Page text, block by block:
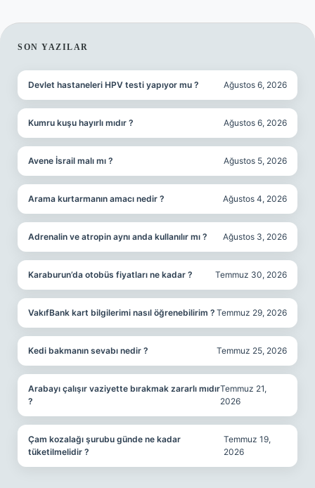
SIDEBAR
SON YAZILAR
Devlet hastaneleri HPV testi yapıyor mu ? Ağustos 6, 2026
Kumru kuşu hayırlı mıdır ? Ağustos 6, 2026
Avene İsrail malı mı ? Ağustos 5, 2026
Arama kurtarmanın amacı nedir ? Ağustos 4, 2026
Adrenalin ve atropin aynı anda kullanılır mı ? Ağustos 3, 2026
Karaburun’da otobüs fiyatları ne kadar ? Temmuz 30, 2026
VakıfBank kart bilgilerimi nasıl öğrenebilirim ? Temmuz 29, 2026
Kedi bakmanın sevabı nedir ? Temmuz 25, 2026
Arabayı çalışır vaziyette bırakmak zararlı mıdır
?
Temmuz 21,
2026
Çam kozalağı şurubu günde ne kadar
tüketilmelidir ?
Temmuz 19,
2026